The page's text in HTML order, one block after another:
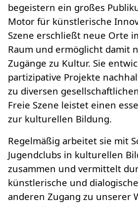
begeistern ein großes
Motor für künstlerische
Szene erschließt neue Orte
Raum und ermöglicht damit
Zugänge zu Kultur. Sie
partizipative Projekte
zu diversen
Freie Szene leistet einen
zur kulturellen Bildung.
Regelmäßig arbeitet sie mit
Jugendclubs in kulturellen
zusammen und vermittelt
künstlerische und
anderen Zugang zu unserer